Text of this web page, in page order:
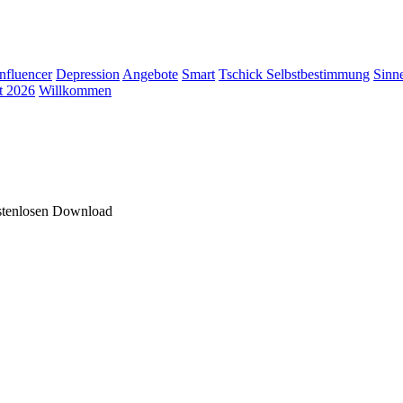
Depression Angebote Smart Tschick Selbstbestimmung
2026 Willkommen
Download